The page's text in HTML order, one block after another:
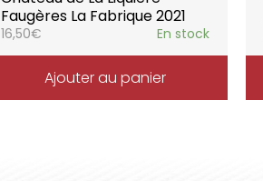
Faugères La Fabrique 2021
16,50€ En stock
Ajouter au panier